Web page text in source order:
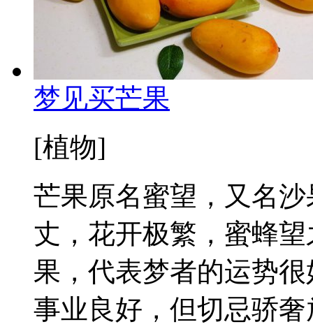
梦见买芒果
[植物]
芒果原名蜜望，又名
丈，花开极繁，蜜蜂
果，代表梦者的运势
事业良好，但切忌骄